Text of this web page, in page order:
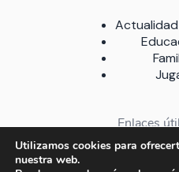
Enlaces
Sobre
Utilizamos cookies para
nuestra web.